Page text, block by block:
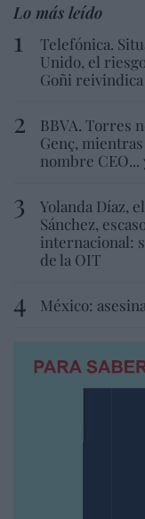
Lo más leído
Telefónica.
Unido, el
Goñi
BBVA. Torres
Genç,
nombre
Yolanda Díaz,
Sánchez,
internacional:
de la OIT
México: